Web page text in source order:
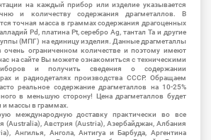
на каждый прибор или изделие указывается
и количеству содержания драгметаллов. В
точная масса в граммах содержания драгоценных
Pd, платина Pt, серебро Ag, тантал Ta и другие
(МПГ) на единицу изделия. Данные драгметаллы
очень ограниченном количестве и поэтому имеют
на сайте Вы можете ознакомиться с техническими
и получить сведения о содержании
и радиодеталях производства СССР. Обращаем
реальное содержание драгметаллов на 10-25%
в меньшую сторону! Цена драгметаллов будет
и массы в граммах.
международную доставку практически во все
(Australia), Австрия (Austria), Азербайджан, Албания
Ангилья, Ангола, Антигуа и Барбуда, Аргентина